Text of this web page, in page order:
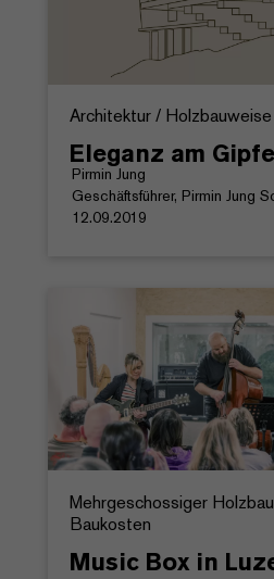
Architektur / Holzbauweise
Eleganz am
Pirmin Jung
Geschäftsführer, Pirmin Jung
12.09.2019
Mehrgeschossiger
Baukosten
Music Box in